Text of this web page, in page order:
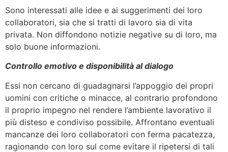
Sono interessati alle idee e ai suggerimenti dei loro
collaboratori, sia che si tratti di lavoro sia di vita
privata. Non diffondono notizie negative su di loro, ma
solo buone informazioni.
Controllo emotivo e disponibilità al dialogo
Essi non cercano di guadagnarsi l’appoggio dei propri
uomini con critiche o minacce, al contrario profondono
il proprio impegno nel rendere l’ambiente lavorativo il
più disteso e condiviso possibile. Affrontano eventuali
mancanze dei loro collaboratori con ferma pacatezza,
ragionando con loro sul come evitare il ripetersi di tali